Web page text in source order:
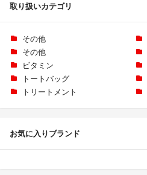
取り扱いカテゴリ
その他
その他
ビタミン
トートバッグ
トリートメント
お気に入りブランド